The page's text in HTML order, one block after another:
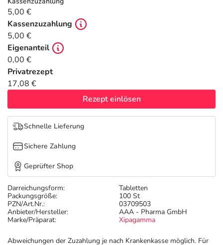
Tierapotheke
Vitamine & Mineralstoffe
Marken
Salus Deals
Darreichungsform:
Tabletten
Packungsgröße:
100 St
PZN/Art.Nr.:
03709503
Anbieter/Hersteller:
AAA - Pharma GmbH
Marke/Präparat:
Xipagamma
Abweichungen der Zuzahlung je nach Krankenkasse möglich. Für
5,00 €
Kassenzuzahlung
5,00 €
Eigenanteil
0,00 €
Privatrezept
17,08 €
Rezept einlösen
Schnelle Lieferung
Sichere Zahlung
Geprüfter Shop